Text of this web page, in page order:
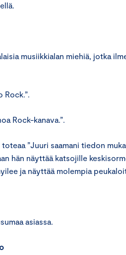
musiikkialan miehiä, jotka
Rock.”.
Rock-kanava.”.
”Juuri saamani tiedon
hän näyttää katsojille
ja näyttää molempia
asiassa.